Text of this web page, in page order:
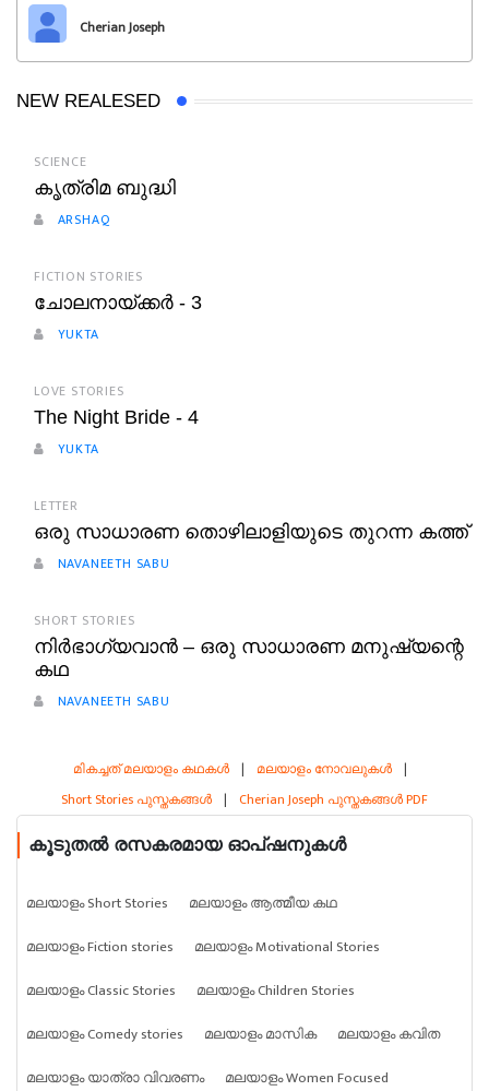
Cherian Joseph
NEW REALESED
SCIENCE
കൃത്രിമ ബുദ്ധി
ARSHAQ
FICTION STORIES
ചോലനായ്ക്കർ - 3
YUKTA
LOVE STORIES
The Night Bride - 4
YUKTA
LETTER
ഒരു സാധാരണ തൊഴിലാളിയുടെ തുറന്ന കത്ത്
NAVANEETH SABU
SHORT STORIES
നിർഭാഗ്യവാൻ – ഒരു സാധാരണ മനുഷ്യന്റെ
കഥ
NAVANEETH SABU
മികച്ചത് മലയാളം കഥകൾ | മലയാളം നോവലുകൾ |
Short Stories പുസ്തകങ്ങൾ | Cherian Joseph പുസ്തകങ്ങൾ PDF
കൂടുതൽ രസകരമായ ഓപ്ഷനുകൾ
മലയാളം Short Stories
മലയാളം ആത്മീയ കഥ
മലയാളം Fiction stories
മലയാളം Motivational Stories
മലയാളം Classic Stories
മലയാളം Children Stories
മലയാളം Comedy stories
മലയാളം മാസിക
മലയാളം കവിത
മലയാളം യാത്രാ വിവരണം
മലയാളം Women Focused